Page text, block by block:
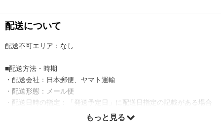
配送について
配送不可エリア：なし
■配送方法・時期
・配送会社：日本郵便、ヤマト運輸
・配送形態：メール便
・配送日時の指定：「発送予定日」に配送日指定の記載がある場合
※発送予定日は到着日ではありません。
もっと見る